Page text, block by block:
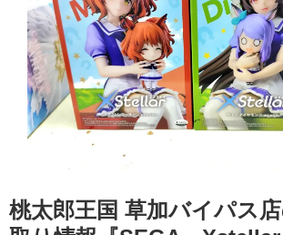
桃太郎王国 草加バイパス